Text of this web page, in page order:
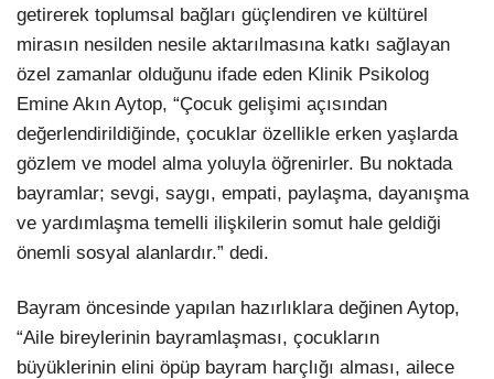
getirerek toplumsal bağları güçlendiren ve kültürel
mirasın nesilden nesile aktarılmasına katkı sağlayan
özel zamanlar olduğunu ifade eden Klinik Psikolog
Emine Akın Aytop, “Çocuk gelişimi açısından
değerlendirildiğinde, çocuklar özellikle erken yaşlarda
gözlem ve model alma yoluyla öğrenirler. Bu noktada
bayramlar; sevgi, saygı, empati, paylaşma, dayanışma
ve yardımlaşma temelli ilişkilerin somut hale geldiği
önemli sosyal alanlardır.” dedi.
Bayram öncesinde yapılan hazırlıklara değinen Aytop,
“Aile bireylerinin bayramlaşması, çocukların
büyüklerinin elini öpüp bayram harçlığı alması, ailece